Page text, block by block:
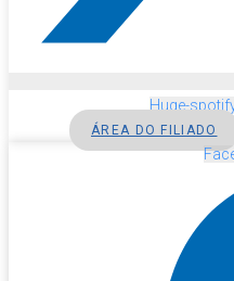
Huge-
ÁREA DO FILIADO